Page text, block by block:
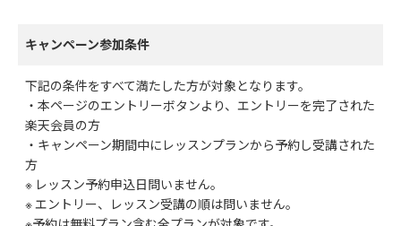
キャンペーン参加条件
下記の条件をすべて満たした方が対象となります。
・本ページのエントリーボタンより、エントリーを完了された
楽天会員の方
・キャンペーン期間中にレッスンプランから予約し受講された
方
※ レッスン予約申込日問いません。
※ エントリー、レッスン受講の順は問いません。